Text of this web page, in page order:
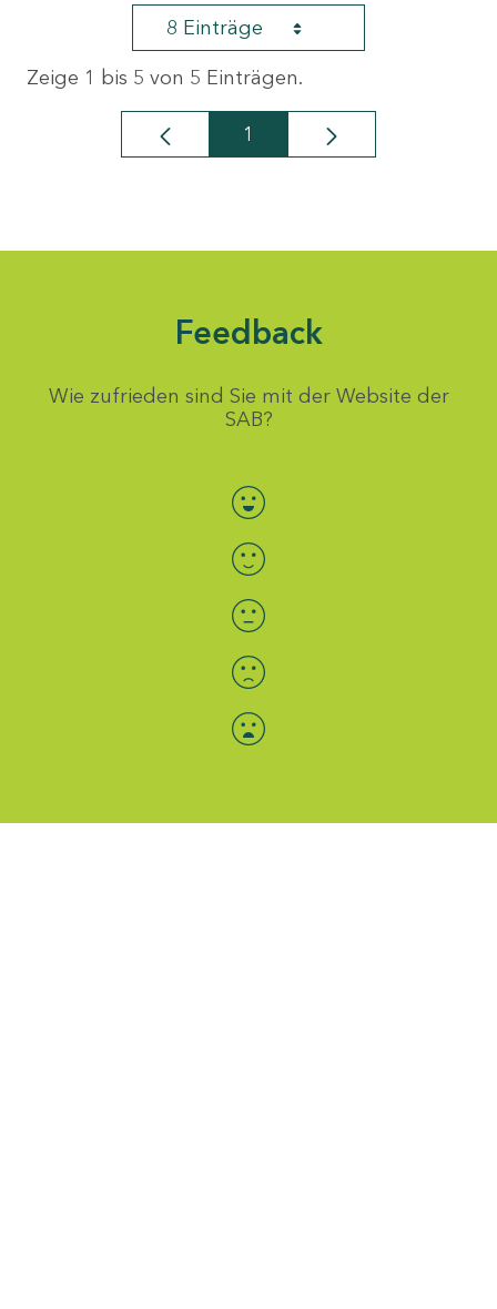
8 Einträge
Zeige 1 bis 5 von 5 Einträgen.
Seite
1
Feedback
Wie zufrieden sind Sie mit der Website der
SAB?
Bewertung auswählen